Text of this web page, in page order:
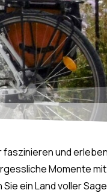
faszinieren und
Momente
ein Land voller